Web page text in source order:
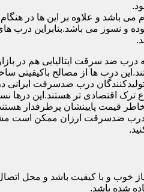
باشد و علاوه بر این ها در
و نسوز می باشد.بنابراین درب
ضد سرقت ایتالیایی هم در
درب ها از مصالح باکیفیتی
درب ضدسرقت ایرانی
ترک اقتصادی تر هستند.این
پایینشان پرطرفدار
درب ضدسرقت ارزان ممکن است
خوب و با کیفیت باشد و محل